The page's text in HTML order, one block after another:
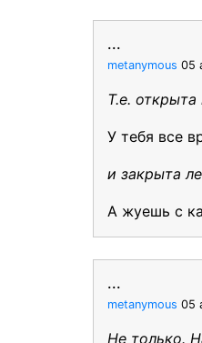
...
metanymous 05
Т.е.
У тебя все
и закрыта
А жуешь с
...
metanymous 05
Не только.